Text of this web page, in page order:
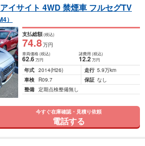
イサイト 4WD 禁煙車 フルセグTV
）
支払総額(税込)
74.8万円
車両価格(税込)
62.6万円
諸費用 (税込)
12.2 万円
年式 2014(H26) 走行 5.9万km
車検
R09.7 保証 なし
整備 定期点検整備無し
今すぐ在庫確認・見積り依頼
電話する